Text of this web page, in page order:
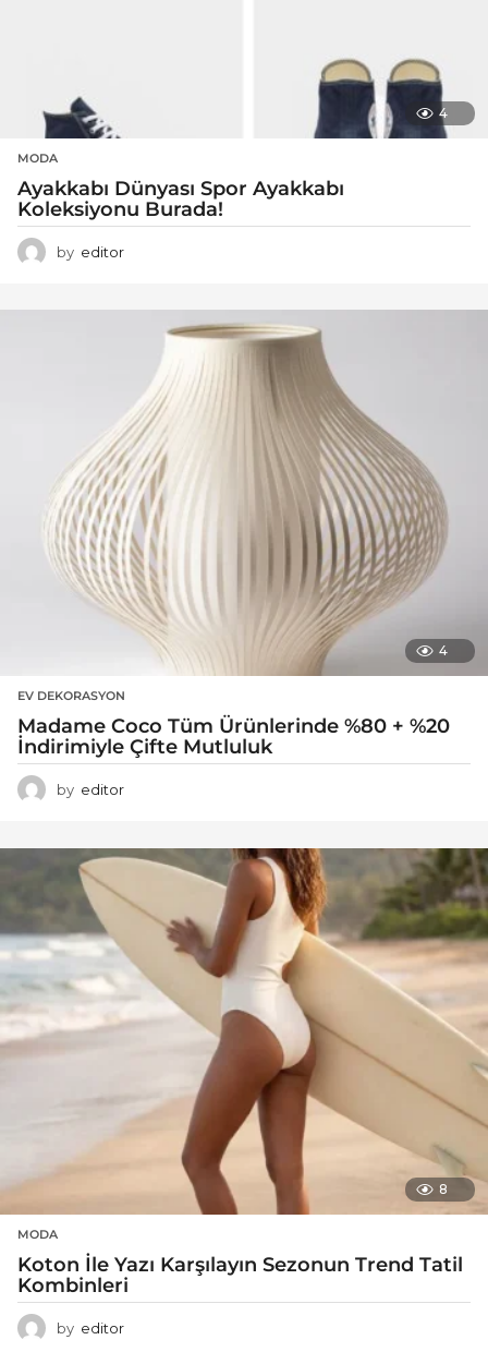
4
MODA
Ayakkabı Dünyası Spor Ayakkabı
Koleksiyonu Burada!
by editor
4
EV DEKORASYON
Madame Coco Tüm Ürünlerinde %80 + %20
İndirimiyle Çifte Mutluluk
by editor
8
MODA
Koton İle Yazı Karşılayın Sezonun Trend Tatil
Kombinleri
by editor